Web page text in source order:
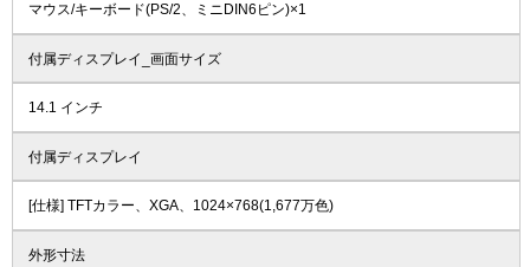
マウス/キーボード(PS/2、ミニDIN6ピン)×1
付属ディスプレイ_画面サイズ
14.1 インチ
付属ディスプレイ
[仕様] TFTカラー、XGA、1024×768(1,677万色)
外形寸法